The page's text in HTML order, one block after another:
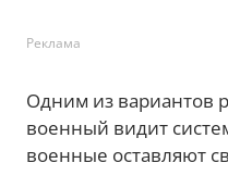
Реклама
Одним из вариантов
военный видит
военные оставляют